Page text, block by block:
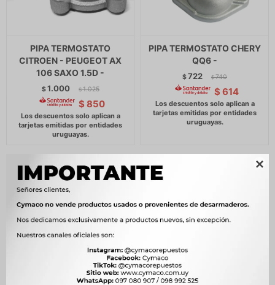

PIPA TERMOSTATO
CITROEN - PEUGEOT AX
106 SAXO 1.5D -
$1.000 $ 1.025
$ 850
PIPA TERMOSTATO CHERY
QQ6 -
$722 $ 740
$ 614